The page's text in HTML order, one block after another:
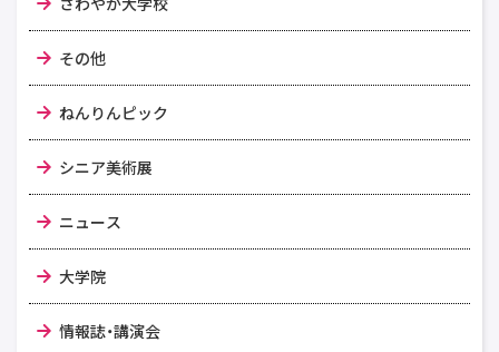
その他
ねんりんピック
シニア美術展
ニュース
大学院
情報誌・講演会